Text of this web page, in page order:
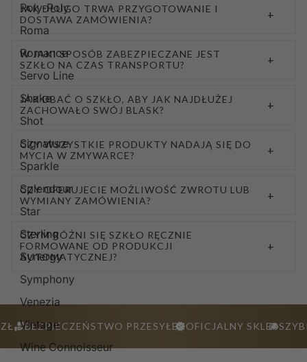
Roly-Poly
Roma
Romance
Servo Line
Shake
Shot
Signature
Sparkle
Splendour
Star
Sterling
Synergy
Symphony
Venezia
Vintage
Wine Connoisseur
JAK DŁUGO TRWA PRZYGOTOWANIE I
DOSTAWA ZAMÓWIENIA?
+
W JAKI SPOSÓB ZABEZPIECZANE JEST
SZKŁO NA CZAS TRANSPORTU?
+
JAK DBAĆ O SZKŁO, ABY JAK NAJDŁUŻEJ
ZACHOWAŁO SWÓJ BLASK?
+
CZY WSZYSTKIE PRODUKTY NADAJĄ SIĘ DO
MYCIA W ZMYWARCE?
+
CZY OFERUJECIE MOŻLIWOŚĆ ZWROTU LUB
WYMIANY ZAMÓWIENIA?
+
CZYM RÓŻNI SIĘ SZKŁO RĘCZNIE
FORMOWANE OD PRODUKCJI
AUTOMATYCZNEJ?
+
BEZPIECZEŃSTWO PRZESYŁEKOFICJALNY SKLEP